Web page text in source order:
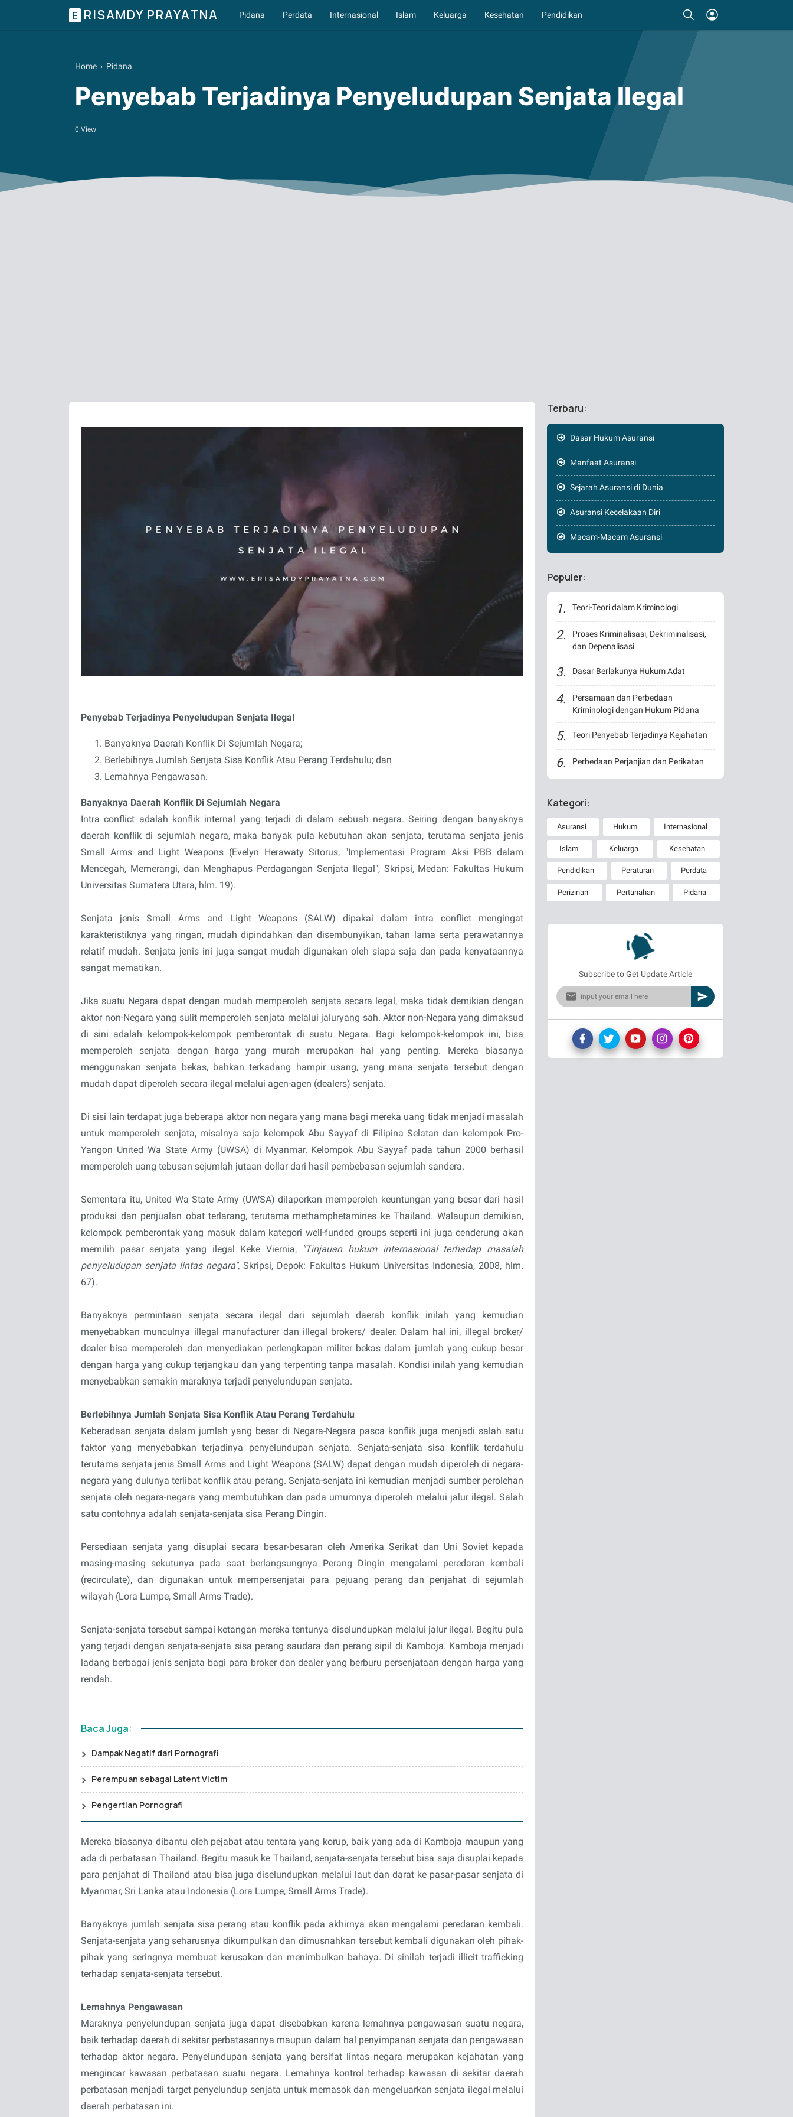
E RISAMDY PRAYATNA Pidana Perdata Internasional Islam Keluarga Kesehatan Pendidikan
Home › Pidana
Penyebab Terjadinya Penyeludupan Senjata Ilegal
0 View
Penyebab Terjadinya Penyeludupan Senjata Ilegal
Banyaknya Daerah Konflik Di Sejumlah Negara;
Berlebihnya Jumlah Senjata Sisa Konflik Atau Perang Terdahulu; dan
Lemahnya Pengawasan.
Banyaknya Daerah Konflik Di Sejumlah Negara
Intra conflict adalah konflik internal yang terjadi di dalam sebuah negara. Seiring dengan banyaknya
daerah konflik di sejumlah negara, maka banyak pula kebutuhan akan senjata, terutama senjata jenis
Small Arms and Light Weapons (Evelyn Herawaty Sitorus, "Implementasi Program Aksi PBB dalam
Mencegah, Memerangi, dan Menghapus Perdagangan Senjata Ilegal", Skripsi, Medan: Fakultas Hukum
Universitas Sumatera Utara, hlm. 19).
Senjata jenis Small Arms and Light Weapons (SALW) dipakai dalam intra conflict mengingat
karakteristiknya yang ringan, mudah dipindahkan dan disembunyikan, tahan lama serta perawatannya
relatif mudah. Senjata jenis ini juga sangat mudah digunakan oleh siapa saja dan pada kenyataannya
sangat mematikan.
Jika suatu Negara dapat dengan mudah memperoleh senjata secara legal, maka tidak demikian dengan
aktor non-Negara yang sulit memperoleh senjata melalui jaluryang sah. Aktor non-Negara yang dimaksud
di sini adalah kelompok-kelompok pemberontak di suatu Negara. Bagi kelompok-kelompok ini, bisa
memperoleh senjata dengan harga yang murah merupakan hal yang penting. Mereka biasanya
menggunakan senjata bekas, bahkan terkadang hampir usang, yang mana senjata tersebut dengan
mudah dapat diperoleh secara ilegal melalui agen-agen (dealers) senjata.
Di sisi lain terdapat juga beberapa aktor non negara yang mana bagi mereka uang tidak menjadi masalah
untuk memperoleh senjata, misalnya saja kelompok Abu Sayyaf di Filipina Selatan dan kelompok Pro-
Yangon United Wa State Army (UWSA) di Myanmar. Kelompok Abu Sayyaf pada tahun 2000 berhasil
memperoleh uang tebusan sejumlah jutaan dollar dari hasil pembebasan sejumlah sandera.
Sementara itu, United Wa State Army (UWSA) dilaporkan memperoleh keuntungan yang besar dari hasil
produksi dan penjualan obat terlarang, terutama methamphetamines ke Thailand. Walaupun demikian,
kelompok pemberontak yang masuk dalam kategori well-funded groups seperti ini juga cenderung akan
memilih pasar senjata yang ilegal Keke Viernia,
"Tinjauan hukum internasional terhadap masalah
penyeludupan senjata lintas negara", Skripsi, Depok: Fakultas Hukum Universitas Indonesia, 2008, hlm.
67).
Banyaknya permintaan senjata secara ilegal dari sejumlah daerah konflik inilah yang kemudian
menyebabkan munculnya illegal manufacturer dan illegal brokers/ dealer. Dalam hal ini, illegal broker/
dealer bisa memperoleh dan menyediakan perlengkapan militer bekas dalam jumlah yang cukup besar
dengan harga yang cukup terjangkau dan yang terpenting tanpa masalah. Kondisi inilah yang kemudian
menyebabkan semakin maraknya terjadi penyelundupan senjata.
Berlebihnya Jumlah Senjata Sisa Konflik Atau Perang Terdahulu
Keberadaan senjata dalam jumlah yang besar di Negara-Negara pasca konflik juga menjadi salah satu
faktor yang menyebabkan terjadinya penyelundupan senjata. Senjata-senjata sisa konflik terdahulu
terutama senjata jenis Small Arms and Light Weapons (SALW) dapat dengan mudah diperoleh di negara-
negara yang dulunya terlibat konflik atau perang. Senjata-senjata ini kemudian menjadi sumber perolehan
senjata oleh negara-negara yang membutuhkan dan pada umumnya diperoleh melalui jalur ilegal. Salah
satu contohnya adalah senjata-senjata sisa Perang Dingin.
Persediaan senjata yang disuplai secara besar-besaran oleh Amerika Serikat dan Uni Soviet kepada
masing-masing sekutunya pada saat berlangsungnya Perang Dingin mengalami peredaran kembali
(recirculate), dan digunakan untuk mempersenjatai para pejuang perang dan penjahat di sejumlah
wilayah (Lora Lumpe, Small Arms Trade).
Senjata-senjata tersebut sampai ketangan mereka tentunya diselundupkan melalui jalur ilegal. Begitu pula
yang terjadi dengan senjata-senjata sisa perang saudara dan perang sipil di Kamboja. Kamboja menjadi
ladang berbagai jenis senjata bagi para broker dan dealer yang berburu persenjataan dengan harga yang
rendah.
Baca Juga:
Dampak Negatif dari Pornografi
Perempuan sebagai Latent Victim
Pengertian Pornografi
Mereka biasanya dibantu oleh pejabat atau tentara yang korup, baik yang ada di Kamboja maupun yang
ada di perbatasan Thailand. Begitu masuk ke Thailand, senjata-senjata tersebut bisa saja disuplai kepada
para penjahat di Thailand atau bisa juga diselundupkan melalui laut dan darat ke pasar-pasar senjata di
Myanmar, Sri Lanka atau Indonesia (Lora Lumpe, Small Arms Trade).
Banyaknya jumlah senjata sisa perang atau konflik pada akhirnya akan mengalami peredaran kembali.
Senjata-senjata yang seharusnya dikumpulkan dan dimusnahkan tersebut kembali digunakan oleh pihak-
pihak yang seringnya membuat kerusakan dan menimbulkan bahaya. Di sinilah terjadi illicit trafficking
terhadap senjata-senjata tersebut.
Lemahnya Pengawasan
Maraknya penyelundupan senjata juga dapat disebabkan karena lemahnya pengawasan suatu negara,
baik terhadap daerah di sekitar perbatasannya maupun dalam hal penyimpanan senjata dan pengawasan
terhadap aktor negara. Penyelundupan senjata yang bersifat lintas negara merupakan kejahatan yang
mengincar kawasan perbatasan suatu negara. Lemahnya kontrol terhadap kawasan di sekitar daerah
perbatasan menjadi target penyelundup senjata untuk memasok dan mengeluarkan senjata ilegal melalui
daerah perbatasan ini.
Terbaru:
Dasar Hukum Asuransi
Manfaat Asuransi
Sejarah Asuransi di Dunia
Asuransi Kecelakaan Diri
Macam-Macam Asuransi
Populer:
Teori-Teori dalam Kriminologi
Proses Kriminalisasi, Dekriminalisasi,
dan Depenalisasi
Dasar Berlakunya Hukum Adat
Persamaan dan Perbedaan
Kriminologi dengan Hukum Pidana
Teori Penyebab Terjadinya Kejahatan
Perbedaan Perjanjian dan Perikatan
Kategori:
Asuransi Hukum Internasional
Islam Keluarga Kesehatan
Pendidikan Peraturan Perdata
Perizinan Pertanahan Pidana
Subscribe to Get Update Article